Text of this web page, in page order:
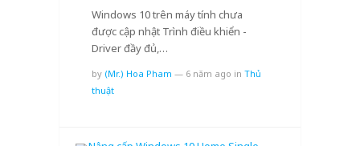
Windows 10 trên máy tính chưa
được cập nhật Trình điều khiển -
Driver đầy đủ,…
by (Mr.) Hoa Pham — 6 năm ago in Thủ
thuật